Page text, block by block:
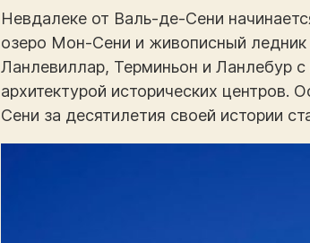
Невдалеке от Валь-де-Сени
озеро Мон-Сени и живописный
Ланлевиллар, Терминьон и Ланлебур с
архитектурой исторических центров.
Сени за десятилетия своей истории